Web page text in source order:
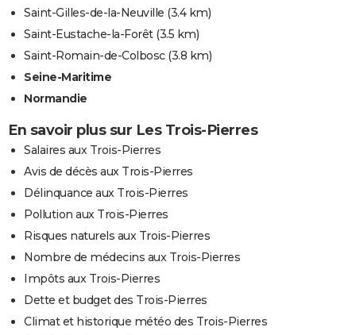
Saint-Gilles-de-la-Neuville (3.4 km)
Saint-Eustache-la-Forêt(3.5 km)
Saint-Romain-de-Colbosc(3.8 km)
Seine-Maritime
Normandie
En savoir plus sur Les Trois-Pierres
Salaires aux Trois-Pierres
Avis de décès aux Trois-Pierres
Délinquance aux Trois-Pierres
Pollution aux Trois-Pierres
Risques naturels aux Trois-Pierres
Nombre de médecins aux Trois-Pierres
Impôts aux Trois-Pierres
Dette et budget des Trois-Pierres
Climat et historique météo des Trois-Pierres